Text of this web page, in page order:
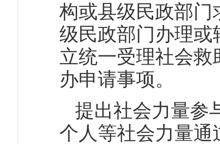
构或县级民政部
级民政部门办理
立统一受理社会
办申请事项。
提出社会力量参
个人等社会力量